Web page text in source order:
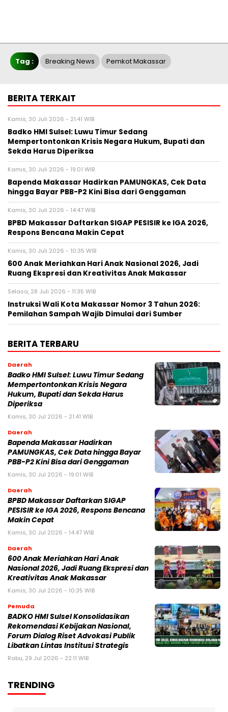
Tag : Breaking News Pemkot Makassar
BERITA TERKAIT
Kamis, 30 Juli 2026 - 21:41 WIB
Badko HMI Sulsel: Luwu Timur Sedang
Mempertontonkan Krisis Negara Hukum, Bupati dan
Sekda Harus Diperiksa
Kamis, 30 Juli 2026 - 19:01 WIB
Bapenda Makassar Hadirkan PAMUNGKAS, Cek Data
hingga Bayar PBB-P2 Kini Bisa dari Genggaman
Kamis, 30 Juli 2026 - 14:47 WIB
BPBD Makassar Daftarkan SIGAP PESISIR ke IGA 2026,
Respons Bencana Makin Cepat
Kamis, 30 Juli 2026 - 10:35 WIB
600 Anak Meriahkan Hari Anak Nasional 2026, Jadi
Ruang Ekspresi dan Kreativitas Anak Makassar
Selasa, 28 Juli 2026 - 11:35 WIB
Instruksi Wali Kota Makassar Nomor 3 Tahun 2026:
Pemilahan Sampah Wajib Dimulai dari Sumber
BERITA TERBARU
Daerah
Badko HMI Sulsel: Luwu Timur Sedang
Mempertontonkan Krisis Negara
Hukum, Bupati dan Sekda Harus
Diperiksa
Kamis, 30 Jul 2026 - 21:41 WIB
Daerah
Bapenda Makassar Hadirkan
PAMUNGKAS, Cek Data hingga Bayar
PBB-P2 Kini Bisa dari Genggaman
Kamis, 30 Jul 2026 - 19:01 WIB
Daerah
BPBD Makassar Daftarkan SIGAP
PESISIR ke IGA 2026, Respons Bencana
Makin Cepat
Kamis, 30 Jul 2026 - 14:47 WIB
Daerah
600 Anak Meriahkan Hari Anak
Nasional 2026, Jadi Ruang Ekspresi dan
Kreativitas Anak Makassar
Kamis, 30 Jul 2026 - 10:35 WIB
Pemuda
BADKO HMI Sulsel Konsolidasikan
Rekomendasi Kebijakan Nasional,
Forum Dialog Riset Advokasi Publik
Libatkan Lintas Institusi Strategis
Rabu, 29 Jul 2026 - 22:11 WIB
TRENDING